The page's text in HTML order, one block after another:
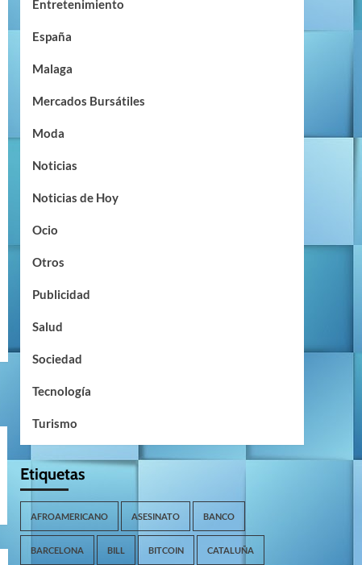
Entretenimiento
España
Malaga
Mercados Bursátiles
Moda
Noticias
Noticias de Hoy
Ocio
Otros
Publicidad
Salud
Sociedad
Tecnología
Turismo
Etiquetas
AFROAMERICANO ASESINATO BANCO
BARCELONA BILL BITCOIN CATALUÑA